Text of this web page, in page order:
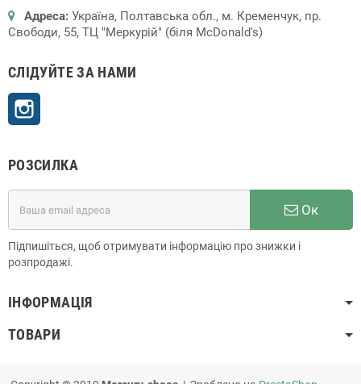
Адреса: Україна, Полтавська обл., м. Кременчук, пр.
Свободи, 55, ТЦ "Меркурій" (біля McDonald's)
СЛІДУЙТЕ ЗА НАМИ
РОЗСИЛКА
Ок
Підпишіться, щоб отримувати інформацію про знижки і
розпродажі.
ІНФОРМАЦІЯ
ТОВАРИ